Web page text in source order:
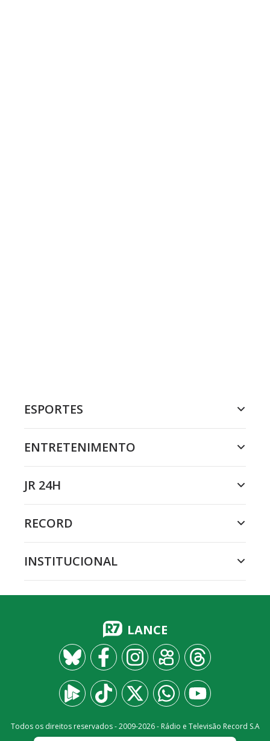
ESPORTES
ENTRETENIMENTO
JR 24H
RECORD
INSTITUCIONAL
LANCE
Todos os direitos reservados - 2009-2026- Rádio e Televisão Record S.A